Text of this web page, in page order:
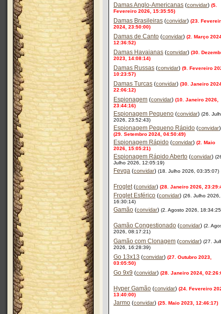
Damas Anglo-Americanas (convidar) (5.
Fevereiro 2026, 15:35:55)
Damas Brasileiras (convidar) (23.
2024, 23:50:00)
Damas de Canto (convidar) (2. Março
12:36:52)
Damas Havaianas (convidar) (30.
2023, 14:08:14)
Damas Russas (convidar) (9. Fevereiro
10:23:57)
Damas Turcas (convidar) (30. Janeiro
22:06:12)
Espionagem (convidar) (10. Janeiro 2026,
23:44:16)
Espionagem Pequeno (convidar) (26.
2026, 23:52:43)
Espionagem Pequeno Rápido (convidar)
(29. Setembro 2024, 04:50:49)
Espionagem Rápido (convidar) (2. Maio
2026, 15:05:21)
Espionagem Rápido Aberto (convidar)
Julho 2026, 12:05:19)
Fevga (convidar) (18. Julho 2026, 03:35:07)
Froglet (convidar) (28. Janeiro 2026,
Froglet Esférico (convidar) (26. Julho 2026,
16:30:14)
Gamão (convidar) (2. Agosto 2026,
Gamão Congestionado (convidar) (2.
2026, 08:17:21)
Gamão com Clonagem (convidar) (27.
2026, 16:28:39)
Go 13x13 (convidar) (27. Outubro 2023,
03:05:50)
Go 9x9 (convidar) (28. Janeiro 2024,
Hyper Gamão (convidar) (24. Fevereiro
13:40:00)
Jarmo (convidar) (25. Maio 2023, 12:46:17)